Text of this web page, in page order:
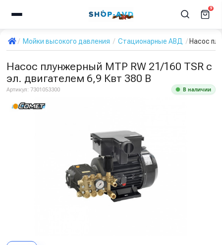
9
Мойки высокого давления Стационарные АВД Насос
Насос плунжерный MTP RW 21/160 TSR с
эл. двигателем 6,9 Квт 380 В
Артикул: 7301053300 В наличии